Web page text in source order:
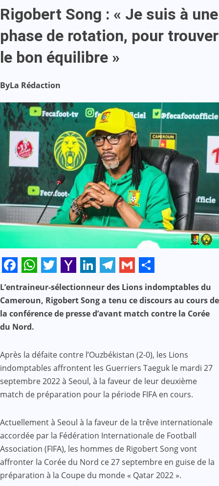
Rigobert Song : « Je suis à une
phase de rotation, pour trouver
le bon équilibre »
ByLa Rédaction
Facebook
WhatsApp
Twitter
Yahoo
Mail
LinkedIn
Telegram
Gmail
Share
L’entraineur-sélectionneur des Lions indomptables du
Cameroun, Rigobert Song a tenu ce discours au cours de
la conférence de presse d’avant match contre la Corée
du Nord.
Après la défaite contre l’Ouzbékistan (2-0), les Lions
indomptables affrontent les Guerriers Taeguk le mardi 27
septembre 2022 à Seoul, à la faveur de leur deuxième
match de préparation pour la période FIFA en cours.
Actuellement à Seoul à la faveur de la trêve internationale
accordée par la Fédération Internationale de Football
Association (FIFA), les hommes de Rigobert Song vont
affronter la Corée du Nord ce 27 septembre en guise de la
préparation à la Coupe du monde « Qatar 2022 ».